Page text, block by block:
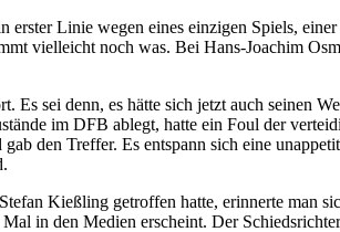
erster Linie wegen eines einzigen Spiels,
vielleicht noch was. Bei Hans-Joachim
sei denn, es hätte sich jetzt auch seinen
im DFB ablegt, hatte ein Foul der
den Treffer. Es entspann sich eine
Kießling getroffen hatte, erinnerte man
in den Medien erscheint. Der